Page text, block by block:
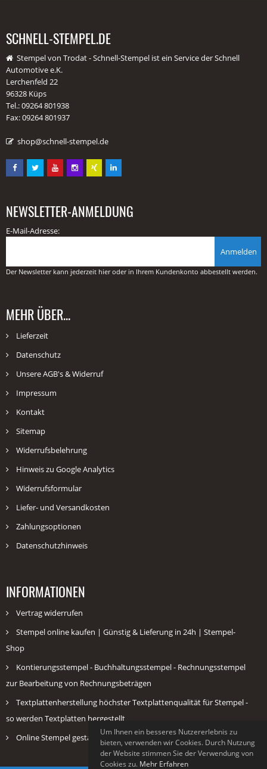
SCHNELL-STEMPEL.DE
Stempel von Trodat - Schnell-Stempel ist ein Service der Schnell
Automotive e.K.
Lerchenfeld 22
96328 Küps
Tel.: 09264 801938
Fax: 09264 801937
shop@schnell-stempel.de
NEWSLETTER-ANMELDUNG
E-Mail-Adresse:
Anmelden
Der Newsletter kann jederzeit hier oder in Ihrem Kundenkonto abbestellt werden.
MEHR ÜBER...
Lieferzeit
Datenschutz
Unsere AGB's & Widerruf
Impressum
Kontakt
Sitemap
Widerrufsbelehrung
Hinweis zu Google Analytics
Widerrufsformular
Liefer- und Versandkosten
Zahlungsoptionen
Datenschutzhinweis
INFORMATIONEN
Vertrag widerrufen
Stempel online kaufen | Günstig & Lieferung in 24h | Stempel-
Shop
Kontierungsstempel - Buchhaltungsstempel - Rechnungsstempel
zur Bearbeitung von Rechnungsbeträgen
Textplattenherstellung höchster Textplattenqualität für Stempel -
so werden Textplatten hergestellt
Online Stempel gestalten & kaufen Günstig bei schnell-stempel.de
Um Ihnen ein besseres Nutzererlebnis zu
bieten, verwenden wir Cookies. Durch Nutzung
der Website stimmen Sie der Verwendung von
Cookies zu. Mehr Erfahren